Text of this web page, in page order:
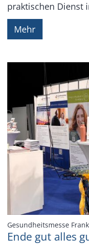
praktischen Dienst
Mehr
Gesundheitsmesse
Ende gut alles